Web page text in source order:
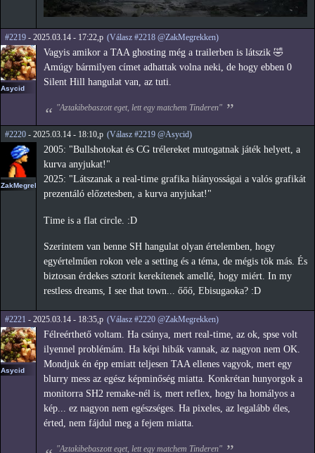
#2219 - 2025.03.14 - 17:22,p (Válasz #2218 @ZakMegrekken)
Asycid
Vagyis amikor a TAA ghosting még a trailerben is látszik 🤣
Amúgy bármilyen címet adhattak volna neki, de hogy ebben 0
Silent Hill hangulat van, az tuti.
"Aztakibebaszott eget, lett egy matchem Tinderen"
#2220 - 2025.03.14 - 18:10,p (Válasz #2219 @Asycid)
ZakMegrekken
2005: "Bullshotokat és CG trélereket mutogatnak játék helyett, a
kurva anyjukat!"
2025: "Látszanak a real-time grafika hiányosságai a valós grafikát
prezentáló előzetesben, a kurva anyjukat!"
Time is a flat circle. :D
Szerintem van benne SH hangulat olyan értelemben, hogy
egyértelműen rokon vele a setting és a téma, de mégis tök más. És
biztosan érdekes sztorit kerekítenek amellé, hogy miért. In my
restless dreams, I see that town... őőő, Ebisugaoka? :D
#2221 - 2025.03.14 - 18:35,p (Válasz #2220 @ZakMegrekken)
Asycid
Félreérthető voltam. Ha csúnya, mert real-time, az ok, spse volt
ilyennel problémám. Ha képi hibák vannak, az nagyon nem OK.
Mondjuk én épp emiatt teljesen TAA ellenes vagyok, mert egy
blurry mess az egész képminőség miatta. Konkrétan hunyorgok a
monitorra SH2 remake-nél is, mert reflex, hogy ha homályos a
kép... ez nagyon nem egészséges. Ha pixeles, az legalább éles,
érted, nem fájdul meg a fejem miatta.
"Aztakibebaszott eget, lett egy matchem Tinderen"